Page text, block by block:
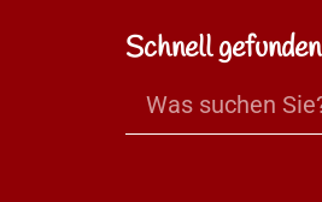
Schnell gefunden